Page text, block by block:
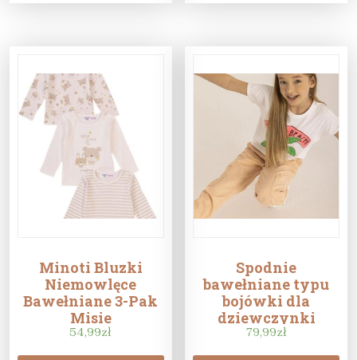
Minoti Bluzki
Niemowlęce
Bawełniane 3-Pak
Misie
54,99zł
Spodnie
bawełniane typu
bojówki dla
dziewczynki
79,99zł